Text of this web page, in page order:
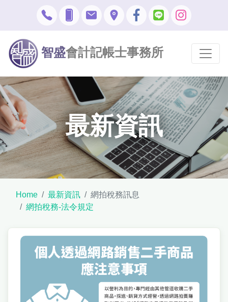
智盛會計記帳士事務所
最新資訊
Home 最新資訊
網拍稅務訊息
網拍稅務-法令規定